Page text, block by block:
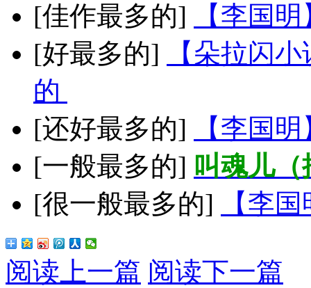
[佳作最多的]
【李国
[好最多的]
【朵拉闪
的
[还好最多的]
【李国
[一般最多的] 叫魂儿
[很一般最多的]
【李
阅读上一篇 阅读下一篇